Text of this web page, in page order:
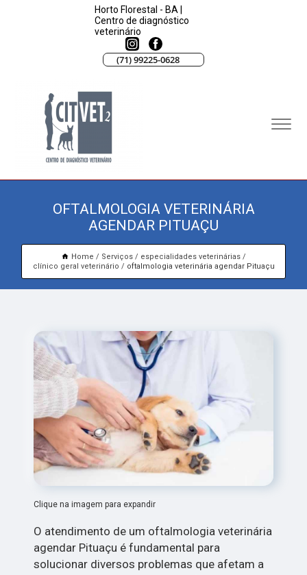
Horto Florestal - BA |
Centro de diagnóstico
veterinário
(71) 99225-0628
OFTALMOLOGIA VETERINÁRIA
AGENDAR PITUAÇU
Home Serviços
especialidades veterinárias
clínico geral veterinário
oftalmologia veterinária agendar Pituaçu
Clique na imagem para expandir
O atendimento de um oftalmologia veterinária
agendar Pituaçu é fundamental para
solucionar diversos problemas que afetam a